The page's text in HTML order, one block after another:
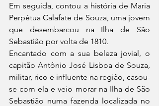
Em seguida, contou a história de Maria
Perpétua Calafate de Souza, uma jovem
que desembarcou na Ilha de São
Sebastião por volta de 1810.
Encantado com a sua beleza jovial, o
capitão Antônio José Lisboa de Souza,
militar, rico e influente na região, casou-
se com ela e veio morar na Ilha de São
Sebastião numa fazenda localizada no